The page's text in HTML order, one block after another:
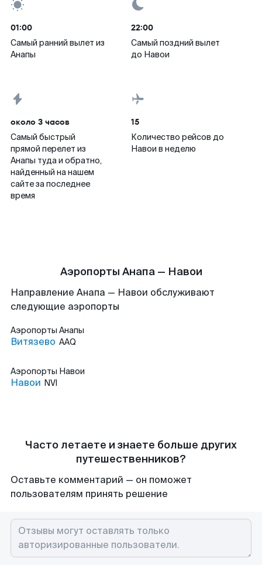
01:00
Самый ранний вылет из
Анапы
22:00
Самый поздний вылет
до Навои
около 3 часов
Самый быстрый
прямой перелет из
Анапы туда и обратно,
найденный на нашем
сайте за последнее
время
15
Количество рейсов до
Навои в неделю
Аэропорты Анапа — Навои
Направление Анапа — Навои обслуживают
следующие аэропорты
Аэропорты Анапы
Витязево AAQ
Аэропорты Навои
Навои NVI
Часто летаете и знаете больше других
путешественников?
Оставьте комментарий — он поможет
пользователям принять решение